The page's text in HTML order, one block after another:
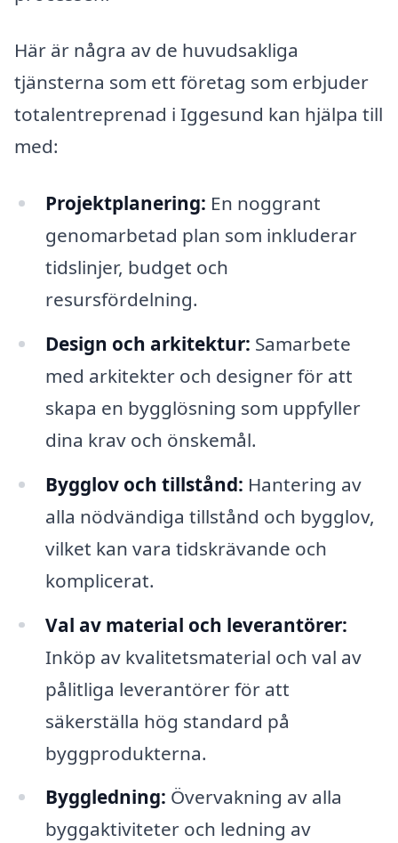
Här är några av de huvudsakliga
tjänsterna som ett företag som erbjuder
totalentreprenad i Iggesund kan hjälpa till
med:
Projektplanering: En noggrant
genomarbetad plan som inkluderar
tidslinjer, budget och
resursfördelning.
Design och arkitektur: Samarbete
med arkitekter och designer för att
skapa en bygglösning som uppfyller
dina krav och önskemål.
Bygglov och tillstånd: Hantering av
alla nödvändiga tillstånd och bygglov,
vilket kan vara tidskrävande och
komplicerat.
Val av material och leverantörer:
Inköp av kvalitetsmaterial och val av
pålitliga leverantörer för att
säkerställa hög standard på
byggprodukterna.
Byggledning: Övervakning av alla
byggaktiviteter och ledning av